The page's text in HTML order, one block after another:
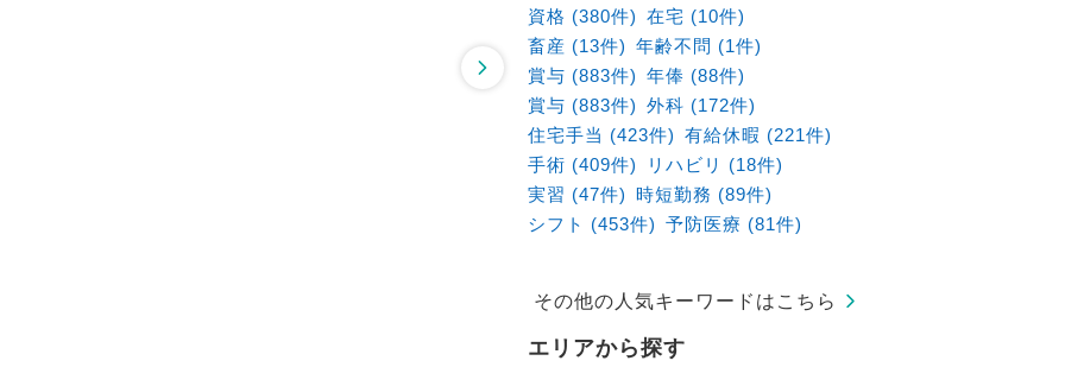
資格 (380件) 在宅 (10件)
畜産 (13件) 年齢不問 (1件)
賞与 (883件) 年俸 (88件)
賞与 (883件) 外科 (172件)
住宅手当 (423件) 有給休暇 (221件)
手術 (409件)
リハビリ (18件)
実習 (47件) 時短勤務 (89件)
シフト (453件) 予防医療 (81件)
その他の人気キーワードはこちら
エリアから探す